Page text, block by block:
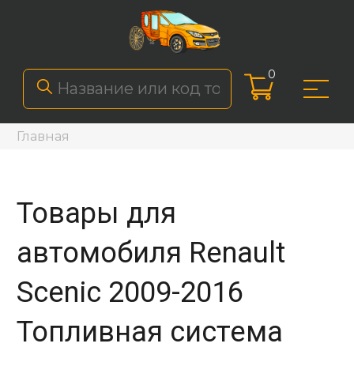
0
Главная
Товары для
автомобиля Renault
Scenic 2009-2016
Топливная система